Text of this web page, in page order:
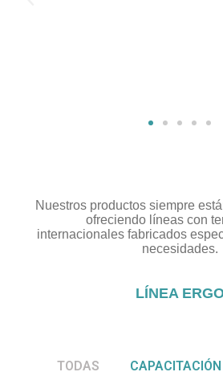
Nuestros productos siempre
ofreciendo líneas con
internacionales fabricados
necesidades.
LÍNEA
TODAS CAPACITACIÓN